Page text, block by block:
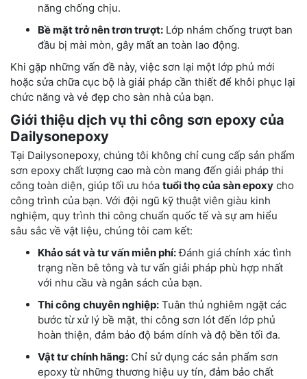
năng chống chịu.
Bề mặt trở nên trơn trượt: Lớp nhám chống trượt ban
đầu bị mài mòn, gây mất an toàn lao động.
Khi gặp những vấn đề này, việc sơn lại một lớp phủ mới
hoặc sửa chữa cục bộ là giải pháp cần thiết để khôi phục lại
chức năng và vẻ đẹp cho sàn nhà của bạn.
Giới thiệu dịch vụ thi công sơn epoxy của
Dailysonepoxy
Tại Dailysonepoxy, chúng tôi không chỉ cung cấp sản phẩm
sơn epoxy chất lượng cao mà còn mang đến giải pháp thi
công toàn diện, giúp tối ưu hóa tuổi thọ của sàn epoxy cho
công trình của bạn. Với đội ngũ kỹ thuật viên giàu kinh
nghiệm, quy trình thi công chuẩn quốc tế và sự am hiểu
sâu sắc về vật liệu, chúng tôi cam kết:
Khảo sát và tư vấn miễn phí:Đánh giá chính xác tình
trạng nền bê tông và tư vấn giải pháp phù hợp nhất
với nhu cầu và ngân sách của bạn.
Thi công chuyên nghiệp: Tuân thủ nghiêm ngặt các
bước từ xử lý bề mặt, thi công sơn lót đến lớp phủ
hoàn thiện, đảm bảo độ bám dính và độ bền tối đa.
Vật tư chính hãng: Chỉ sử dụng các sản phẩm sơn
epoxy từ những thương hiệu uy tín, đảm bảo chất